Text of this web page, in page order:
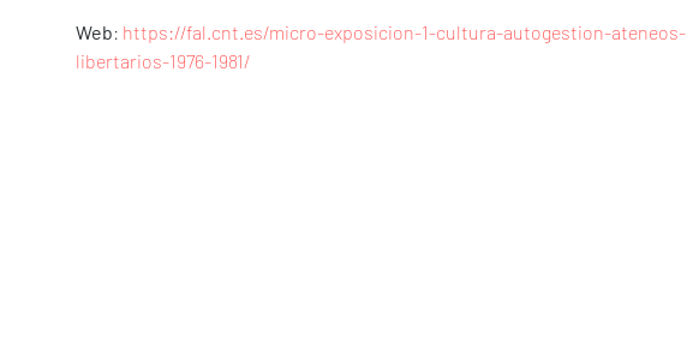
Web: https://fal.cnt.es/micro-exposicion-1-cultura-autogestion-ateneos-
libertarios-1976-1981/